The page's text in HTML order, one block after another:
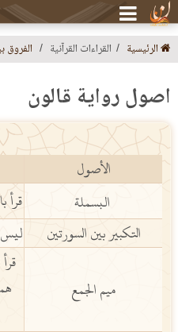
الرئيسية القراءات القرآنية الفروق
أصول رواية قالون
الأصول
البسملة
قرأ
التكبير بين السورتين
ميم الجمع‏